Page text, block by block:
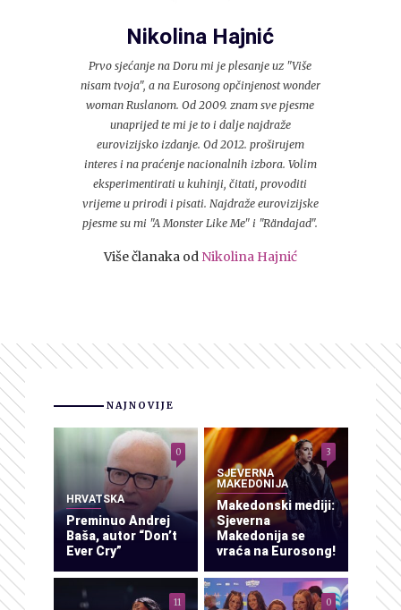
Nikolina Hajnić
Prvo sjećanje na Doru mi je plesanje uz "Više
nisam tvoja", a na Eurosong opčinjenost wonder
woman Ruslanom. Od 2009. znam sve pjesme
unaprijed te mi je to i dalje najdraže
eurovizijsko izdanje. Od 2012. proširujem
interes i na praćenje nacionalnih izbora. Volim
eksperimentirati u kuhinji, čitati, provoditi
vrijeme u prirodi i pisati. Najdraže eurovizijske
pjesme su mi "A Monster Like Me" i "Rändajad".
Više članaka od Nikolina Hajnić
NAJNOVIJE
HRVATSKA
Preminuo Andrej
Baša, autor “Don’t
Ever Cry”
0
SJEVERNA
MAKEDONIJA
Makedonski mediji:
Sjeverna
Makedonija se
vraća na Eurosong!
3
11 0